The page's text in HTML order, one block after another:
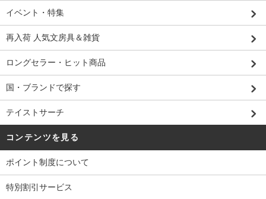
イベント・特集
再入荷 人気文房具＆雑貨
ロングセラー・ヒット商品
国・ブランドで探す
テイストサーチ
コンテンツを見る
ポイント制度について
特別割引サービス